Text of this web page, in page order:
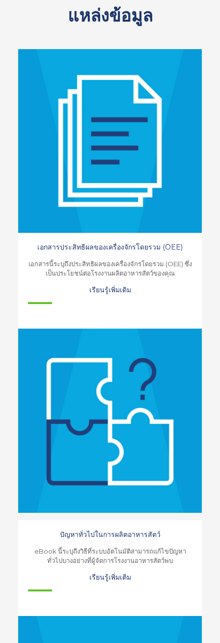
แหล่งข้อมูล
เอกสารประสิทธิผลของเครื่องจักรโดยรวม (OEE)
เอกสารนี้ระบุถึงประสิทธิผลของเครื่องจักรโดยรวม (OEE) ซึ่ง
เป็นประโยชน์ต่อโรงงานผลิตอาหารสัตว์ของคุณ
เรียนรู้เพิ่มเติม
ปัญหาทั่วไปในการผลิตอาหารสัตว์
eBook นี้ระบุถึงวิธีที่ระบบอัตโนมัติสามารถแก้ไขปัญหา
ทั่วไปบางอย่างที่ผู้จัดการโรงงานอาหารสัตว์พบ
เรียนรู้เพิ่มเติม